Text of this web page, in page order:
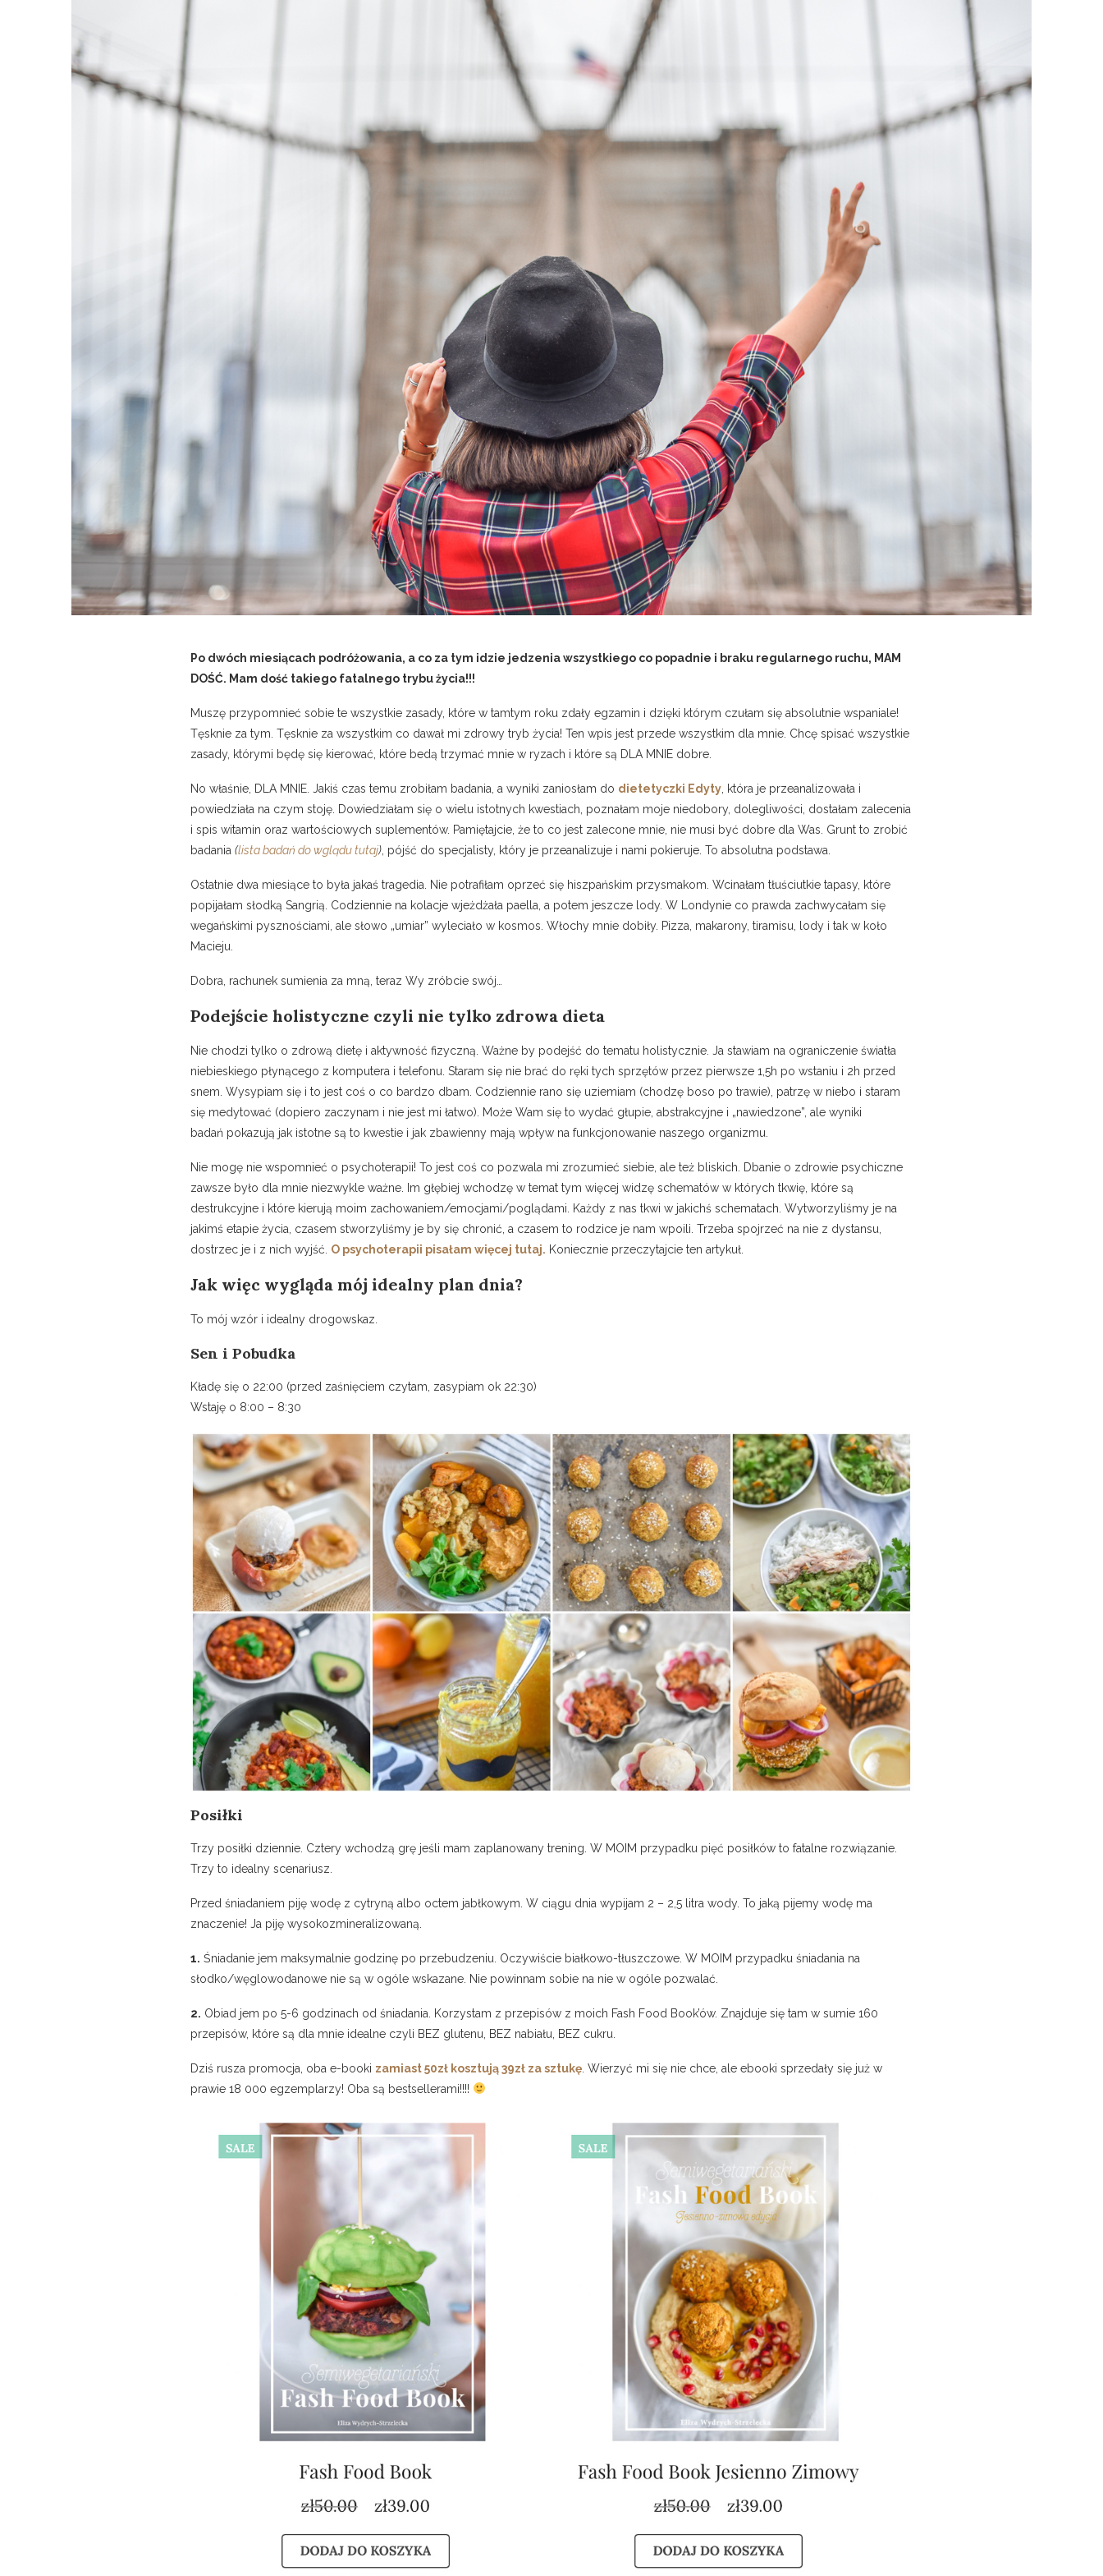
Po dwóch miesiącach podróżowania, a co za tym idzie jedzenia wszystkiego co popadnie i braku regularnego ruchu, MAM
DOŚĆ. Mam dość takiego fatalnego trybu życia!!!
Muszę przypomnieć sobie te wszystkie zasady, które w tamtym roku zdały egzamin i dzięki którym czułam się absolutnie wspaniale!
Tęsknie za tym. Tęsknie za wszystkim co dawał mi zdrowy tryb życia! Ten wpis jest przede wszystkim dla mnie. Chcę spisać wszystkie
zasady, którymi będę się kierować, które bedą trzymać mnie w ryzach i które są DLA MNIE dobre.
No właśnie, DLA MNIE. Jakiś czas temu zrobiłam badania, a wyniki zaniosłam do dietetyczki Edyty , która je przeanalizowała i
powiedziała na czym stoję. Dowiedziałam się o wielu istotnych kwestiach, poznałam moje niedobory, dolegliwości, dostałam zalecenia
i spis witamin oraz wartościowych suplementów. Pamiętajcie, że to co jest zalecone mnie, nie musi być dobre dla Was. Grunt to zrobić
badania (lista badań do wglądu tutaj) , pójść do specjalisty, który je przeanalizuje i nami pokieruje. To absolutna podstawa.
Ostatnie dwa miesiące to była jakaś tragedia. Nie potrafiłam oprzeć się hiszpańskim przysmakom. Wcinałam tłuściutkie tapasy, które
popijałam słodką Sangrią. Codziennie na kolacje wjeżdżała paella, a potem jeszcze lody. W Londynie co prawda zachwycałam się
wegańskimi pysznościami, ale słowo „umiar” wyleciało w kosmos. Włochy mnie dobiły. Pizza, makarony, tiramisu, lody i tak w koło
Macieju.
Dobra, rachunek sumienia za mną, teraz Wy zróbcie swój…
Podejście holistyczne czyli nie tylko zdrowa dieta
Nie chodzi tylko o zdrową dietę i aktywność fizyczną. Ważne by podejść do tematu holistycznie. Ja stawiam na ograniczenie światła
niebieskiego płynącego z komputera i telefonu. Staram się nie brać do ręki tych sprzętów przez pierwsze 1,5h po wstaniu i 2h przed
snem. Wysypiam się i to jest coś o co bardzo dbam. Codziennie rano się uziemiam (chodzę boso po trawie), patrzę w niebo i staram
się medytować (dopiero zaczynam i nie jest mi łatwo). Może Wam się to wydać głupie, abstrakcyjne i „nawiedzone”, ale wyniki
badań pokazują jak istotne są to kwestie i jak zbawienny mają wpływ na funkcjonowanie naszego organizmu.
Nie mogę nie wspomnieć o psychoterapii! To jest coś co pozwala mi zrozumieć siebie, ale też bliskich. Dbanie o zdrowie psychiczne
zawsze było dla mnie niezwykle ważne. Im głębiej wchodzę w temat tym więcej widzę schematów w których tkwię, które są
destrukcyjne i które kierują moim zachowaniem/emocjami/poglądami. Każdy z nas tkwi w jakichś schematach. Wytworzyliśmy je na
jakimś etapie życia, czasem stworzyliśmy je by się chronić, a czasem to rodzice je nam wpoili. Trzeba spojrzeć na nie z dystansu,
dostrzec je i z nich wyjść. O psychoterapii pisałam więcej tutaj. Koniecznie przeczytajcie ten artykuł.
Jak więc wygląda mój idealny plan dnia?
To mój wzór i idealny drogowskaz.
Sen i Pobudka
Kładę się o 22:00 (przed zaśnięciem czytam, zasypiam ok 22:30)
Wstaję o 8:00 – 8:30
Posiłki
Trzy posiłki dziennie. Cztery wchodzą grę jeśli mam zaplanowany trening. W MOIM przypadku pięć posiłków to fatalne rozwiązanie.
Trzy to idealny scenariusz.
Przed śniadaniem piję wodę z cytryną albo octem jabłkowym. W ciągu dnia wypijam 2 – 2,5 litra wody. To jaką pijemy wodę ma
znaczenie! Ja piję wysokozmineralizowaną.
1. Śniadanie jem maksymalnie godzinę po przebudzeniu. Oczywiście białkowo-tłuszczowe. W MOIM przypadku śniadania na
słodko/węglowodanowe nie są w ogóle wskazane. Nie powinnam sobie na nie w ogóle pozwalać.
2. Obiad jem po 5-6 godzinach od śniadania. Korzystam z przepisów z moich Fash Food Book’ów. Znajduje się tam w sumie 160
przepisów, które są dla mnie idealne czyli BEZ glutenu, BEZ nabiału, BEZ cukru.
Dziś rusza promocja, oba e-booki zamiast 50zł kosztują 39zł za sztukę . Wierzyć mi się nie chce, ale ebooki sprzedały się już w
prawie 18 000 egzemplarzy! Oba są bestsellerami!!!!